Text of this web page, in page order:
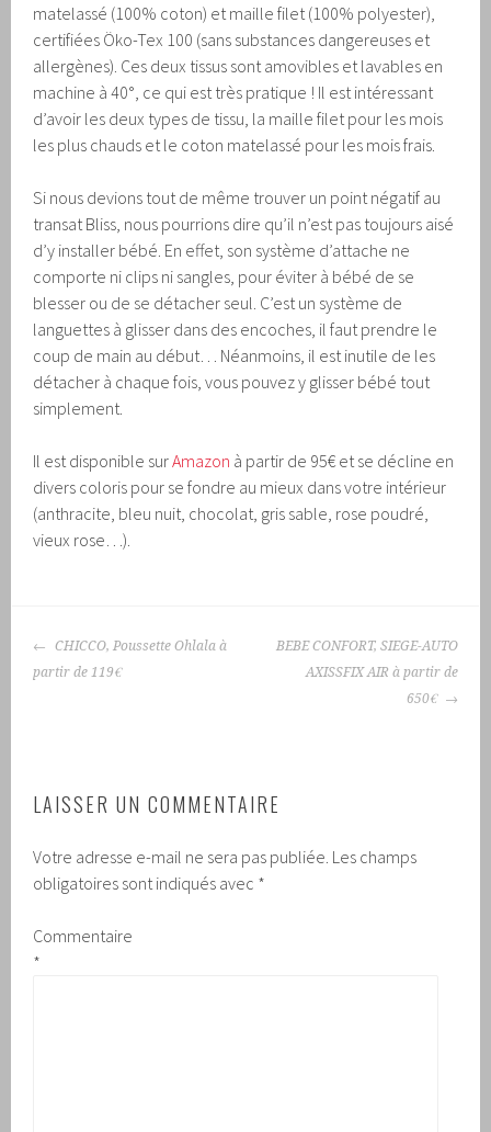
matelassé (100% coton) et maille filet (100% polyester),
certifiées Öko-Tex 100 (sans substances dangereuses et
allergènes). Ces deux tissus sont amovibles et lavables en
machine à 40°, ce qui est très pratique ! Il est intéressant
d’avoir les deux types de tissu, la maille filet pour les mois
les plus chauds et le coton matelassé pour les mois frais.
Si nous devions tout de même trouver un point négatif au
transat Bliss, nous pourrions dire qu’il n’est pas toujours aisé
d’y installer bébé. En effet, son système d’attache ne
comporte ni clips ni sangles, pour éviter à bébé de se
blesser ou de se détacher seul. C’est un système de
languettes à glisser dans des encoches, il faut prendre le
coup de main au début… Néanmoins, il est inutile de les
détacher à chaque fois, vous pouvez y glisser bébé tout
simplement.
Il est disponible surAmazon à partir de 95€ et se décline en
divers coloris pour se fondre au mieux dans votre intérieur
(anthracite, bleu nuit, chocolat, gris sable, rose poudré,
vieux rose…).
NAVIGATION
DES
CHICCO, Poussette Ohlala à
partir de 119€
BEBE CONFORT, SIEGE-AUTO
AXISSFIX AIR à partir de
650€
LAISSER UN COMMENTAIRE
Votre adresse e-mail ne sera pas publiée. Les champs
obligatoires sont indiqués avec *
Commentaire
*